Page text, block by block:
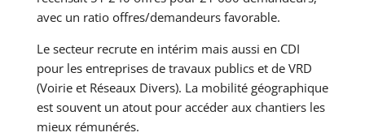
avec un ratio offres/demandeurs favorable.
Le secteur recrute en intérim mais aussi en CDI
pour les entreprises de travaux publics et de VRD
(Voirie et Réseaux Divers). La mobilité géographique
est souvent un atout pour accéder aux chantiers les
mieux rémunérés.